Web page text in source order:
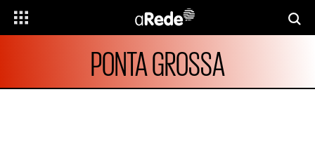
PONTA GROSSA